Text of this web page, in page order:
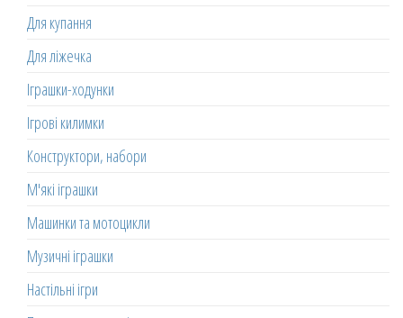
Для купання
Для ліжечка
Іграшки-ходунки
Ігрові килимки
Конструктори, набори
М'які іграшки
Машинки та мотоцикли
Музичні іграшки
Настільні ігри